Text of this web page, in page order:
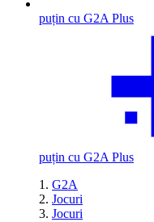
puțin cu G2A Plus
puțin cu G2A Plus
G2A
Jocuri
Jocuri